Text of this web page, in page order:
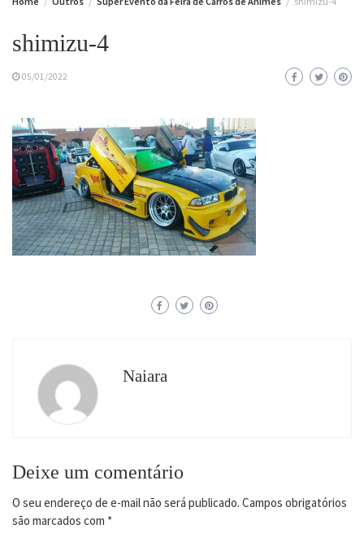
shimizu-4
05/01/2022
Naiara
Deixe um comentário
O seu endereço de e-mail não será publicado. Campos obrigatórios
são marcados com *